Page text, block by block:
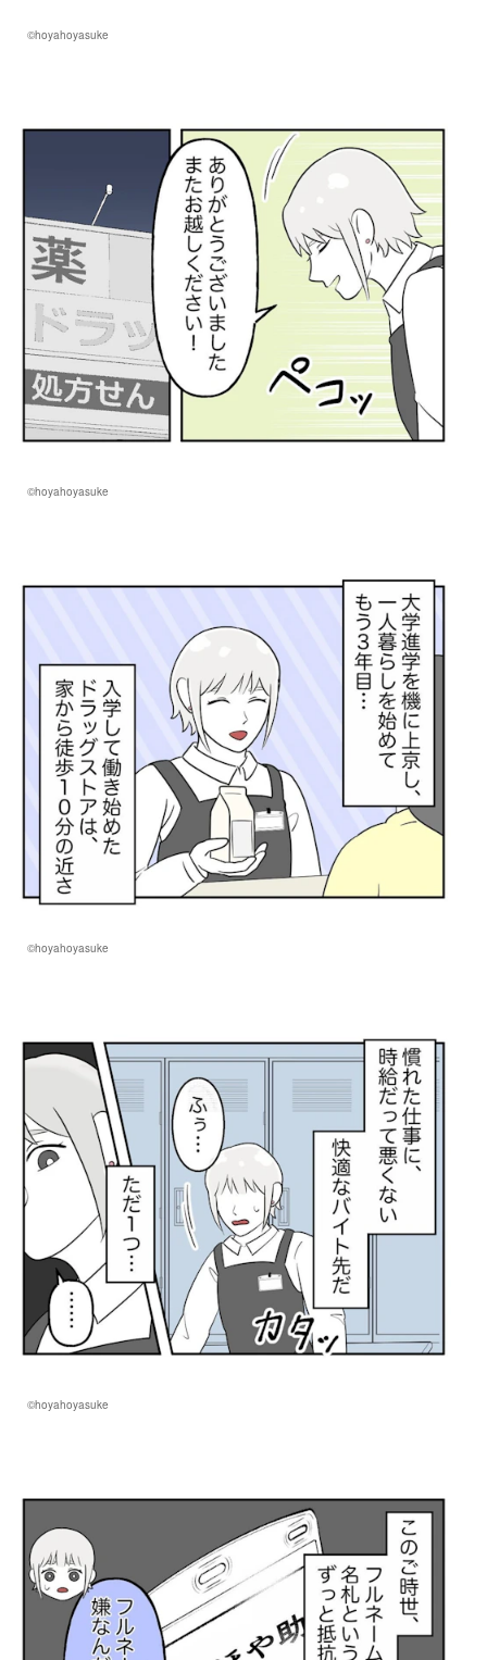
©hoyahoyasuke
©hoyahoyasuke
©hoyahoyasuke
©hoyahoyasuke